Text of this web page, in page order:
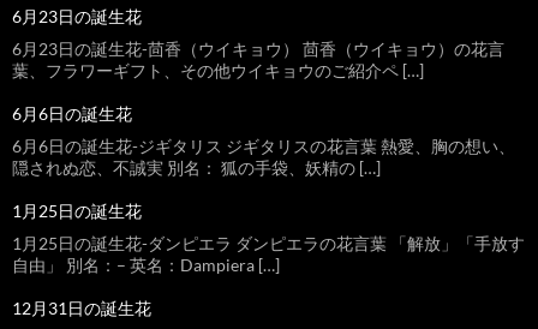
6月23日の誕生花
6月23日の誕生花-茴香（ウイキョウ） 茴香（ウイキョウ）の花言
葉、フラワーギフト、その他ウイキョウのご紹介ペ […]
6月6日の誕生花
6月6日の誕生花-ジギタリス ジギタリスの花言葉 熱愛、胸の想い、
隠されぬ恋、不誠実 別名： 狐の手袋、妖精の […]
1月25日の誕生花
1月25日の誕生花-ダンピエラ ダンピエラの花言葉 「解放」「手放す
自由」 別名：– 英名：Dampiera […]
12月31日の誕生花